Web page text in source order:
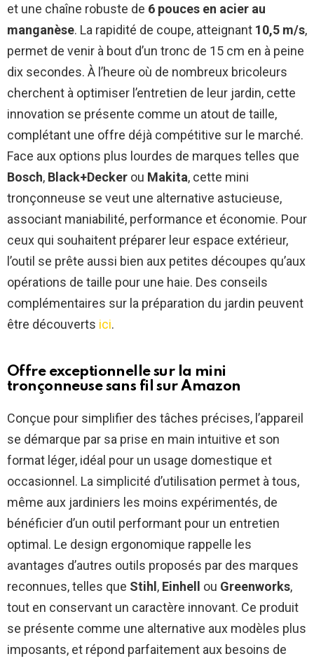
et une chaîne robuste de 6 pouces en acier au
manganèse. La rapidité de coupe, atteignant 10,5 m/s,
permet de venir à bout d’un tronc de 15 cm en à peine
dix secondes. À l’heure où de nombreux bricoleurs
cherchent à optimiser l’entretien de leur jardin, cette
innovation se présente comme un atout de taille,
complétant une offre déjà compétitive sur le marché.
Face aux options plus lourdes de marques telles que
Bosch, Black+Decker ou Makita, cette mini
tronçonneuse se veut une alternative astucieuse,
associant maniabilité, performance et économie. Pour
ceux qui souhaitent préparer leur espace extérieur,
l’outil se prête aussi bien aux petites découpes qu’aux
opérations de taille pour une haie. Des conseils
complémentaires sur la préparation du jardin peuvent
être découverts ici.
Offre exceptionnelle sur la mini
tronçonneuse sans fil sur Amazon
Conçue pour simplifier des tâches précises, l’appareil
se démarque par sa prise en main intuitive et son
format léger, idéal pour un usage domestique et
occasionnel. La simplicité d’utilisation permet à tous,
même aux jardiniers les moins expérimentés, de
bénéficier d’un outil performant pour un entretien
optimal. Le design ergonomique rappelle les
avantages d’autres outils proposés par des marques
reconnues, telles que Stihl, Einhell ou Greenworks,
tout en conservant un caractère innovant. Ce produit
se présente comme une alternative aux modèles plus
imposants, et répond parfaitement aux besoins de